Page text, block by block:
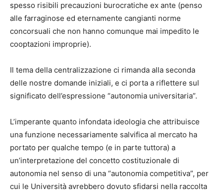
spesso risibili precauzioni burocratiche ex ante (penso
alle farraginose ed eternamente cangianti norme
concorsuali che non hanno comunque mai impedito le
cooptazioni improprie).
Il tema della centralizzazione ci rimanda alla seconda
delle nostre domande iniziali, e ci porta a riflettere sul
significato dell’espressione “autonomia universitaria”.
L’imperante quanto infondata ideologia che attribuisce
una funzione necessariamente salvifica al mercato ha
portato per qualche tempo (e in parte tuttora) a
un’interpretazione del concetto costituzionale di
autonomia nel senso di una “autonomia competitiva”, per
cui le Università avrebbero dovuto sfidarsi nella raccolta